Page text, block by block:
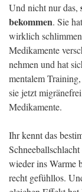
Und nicht nur das,
bekommen. Sie
wirklich
Medikamente
nehmen und hat
mentalem
sie jetzt
Medikamente.
Ihr kennt das
wieder ins Warme
recht gefühllos.